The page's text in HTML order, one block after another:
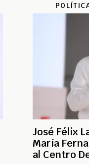
José Félix
María
al Centro